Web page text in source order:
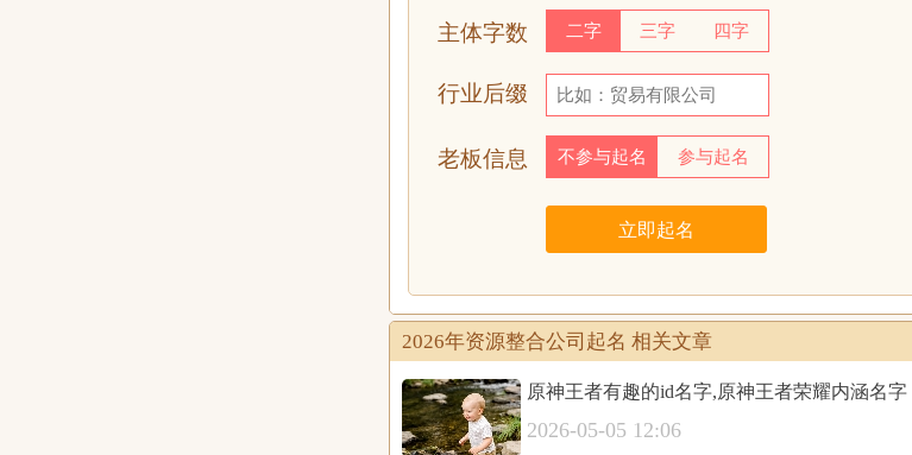
主体字数 二字 三字 四字
行业后缀
老板信息 不参与起名 参与起名
2026年资源整合公司起名 相关文章
原神王者有趣的id名字,原神王者荣耀内涵名字
2026-05-05 12:06